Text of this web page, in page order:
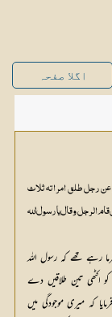
اگلا صفحہ
عن رجل طلق امراته ثلاث
الرجل و قال یا رسول الله
رہے تھے کہ رسول اللہ
اکٹھی تین طلاقیں دے
کہ میری موجودگی میں